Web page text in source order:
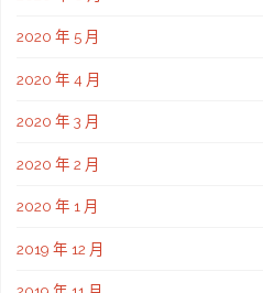
2020 年 5 月
2020 年 4 月
2020 年 3 月
2020 年 2 月
2020 年 1 月
2019 年 12 月